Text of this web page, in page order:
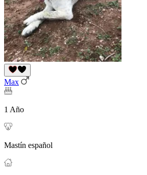
Max
1 Año
Mastín español